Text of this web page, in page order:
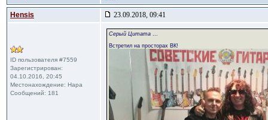
Hensis 23.09.2018, 09:41
ID пользователя #7559
Зарегистрирован:
04.10.2016, 20:45
Местонахождение: Нара
Сообщений: 181
Cерый Цитата ...
Встретил на просторах ВК!